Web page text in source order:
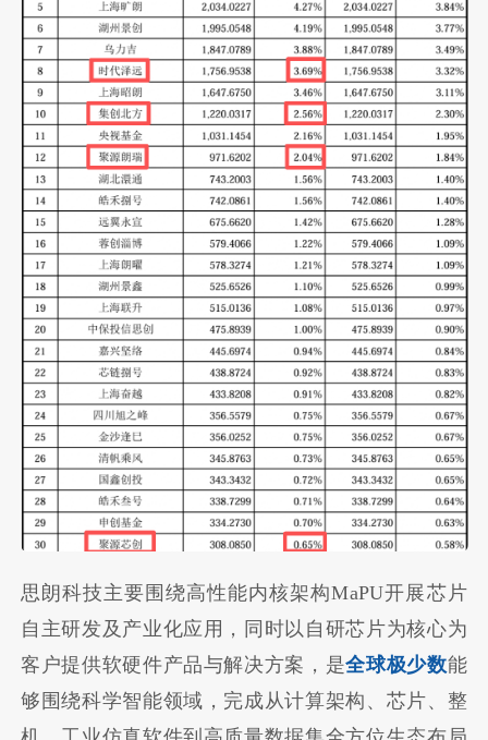
思朗科技主要围绕高性能内核架构MaPU开展芯片
自主研发及产业化应用，同时以自研芯片为核心为
客户提供软硬件产品与解决方案，是全球极少数能
够围绕科学智能领域，完成从计算架构、芯片、整